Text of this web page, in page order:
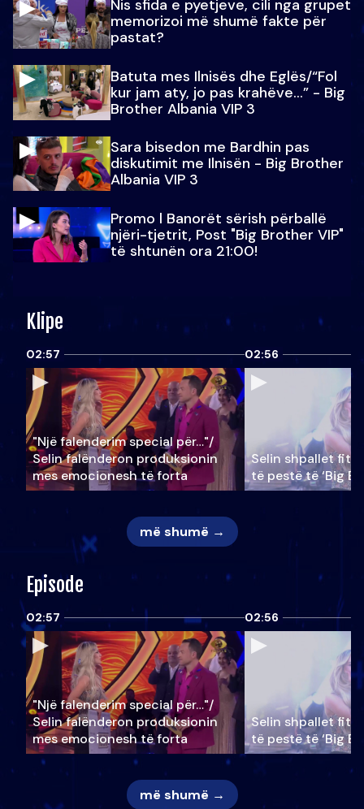
Nis sfida e pyetjeve, cili nga grupet
memorizoi më shumë fakte për
pastat?
Batuta mes Ilnisës dhe Eglës/“Fol
kur jam aty, jo pas krahëve…” - Big
Brother Albania VIP 3
Sara bisedon me Bardhin pas
diskutimit me Ilnisën - Big Brother
Albania VIP 3
Promo l Banorët sërish përballë
njëri-tjetrit, Post "Big Brother VIP"
të shtunën ora 21:00!
Klipe
02:57
"Një falenderim special për…"/
Selin falënderon produksionin
mes emocionesh të forta
02:56
Selin shpallet
të pestë të ‘Big
më shumë →
Episode
02:57
"Një falenderim special për…"/
Selin falënderon produksionin
mes emocionesh të forta
02:56
Selin shpallet
të pestë të ‘Big
më shumë →